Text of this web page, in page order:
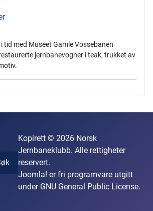
tid med Museet Gamle Vossebanen
jernbanevogner i teak, trukket av
Kopirett © 2026 Norsk
Jernbaneklubb. Alle rettigheter
reservert.
Joomla! er fri programvare utgitt
under GNU General Public License.